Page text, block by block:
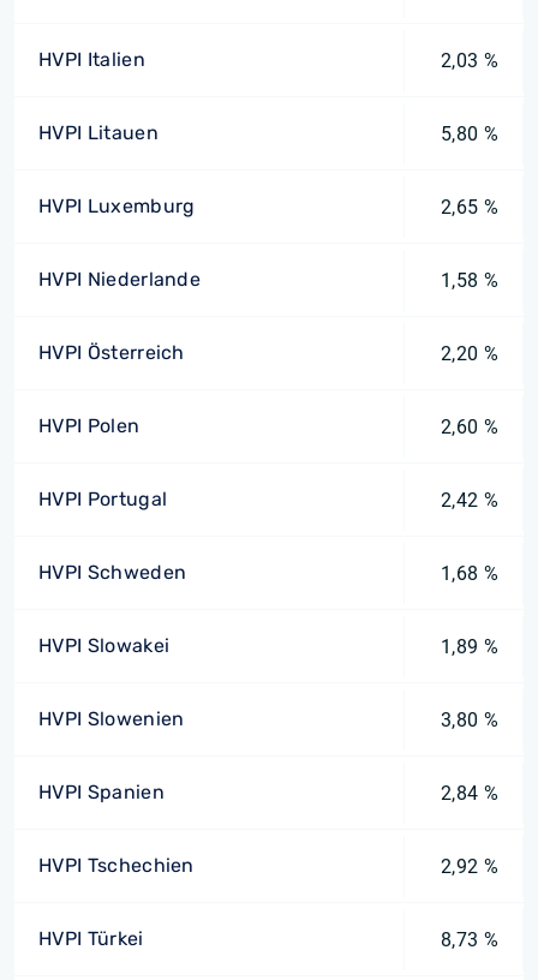
HVPI Italien 2,03 %
HVPI Litauen 5,80 %
HVPI Luxemburg 2,65 %
HVPI Niederlande 1,58 %
HVPI Österreich 2,20 %
HVPI Polen 2,60 %
HVPI Portugal 2,42 %
HVPI Schweden 1,68 %
HVPI Slowakei 1,89 %
HVPI Slowenien 3,80 %
HVPI Spanien 2,84 %
HVPI Tschechien 2,92 %
HVPI Türkei 8,73 %